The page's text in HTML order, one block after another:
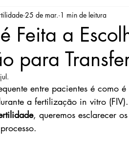
Feita a
para
25 de mar. 1 min de leitura
entre pacientes é como
a fertilização in vitro (FIV).
, queremos esclarecer